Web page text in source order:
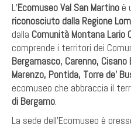
L’Ecomuseo Val San Martino è
riconosciuto dalla Regione
dalla Comunità Montana Lario
comprende i territori dei
Bergamasco, Carenno,
Marenzo, Pontida, Torre de’
ecomuseo che abbraccia il
di Bergamo.
La sede dell’Ecomuseo è